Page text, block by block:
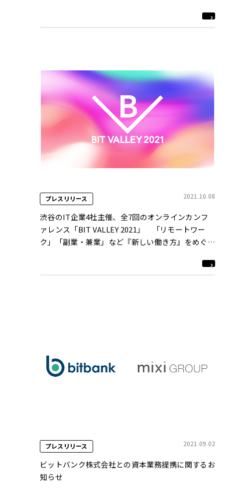
プレスリリース 2021.10.08
渋谷のIT企業4社主催、全7回のオンラインカンフ
ァレンス「BIT VALLEY 2021」 「リモートワー
ク」「副業・兼業」など『新しい働き方』をめぐる
プレスリリース 2021.09.02
ビットバンク株式会社との資本業務提携に関するお
知らせ